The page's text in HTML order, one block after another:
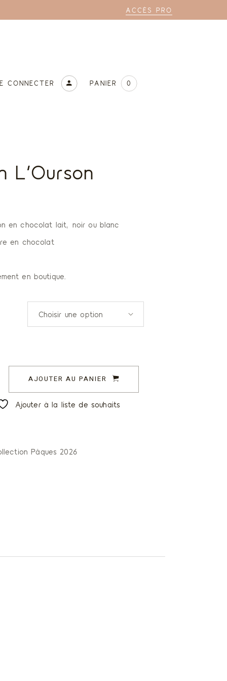
ACCÈS PRO
CONNECTER PANIER 0
L’Ourson
en chocolat lait, noir ou blanc
en chocolat
en boutique.
Choisir une option
quantity
AJOUTER AU PANIER
Ajouter à la liste de souhaits
Pâques 2026